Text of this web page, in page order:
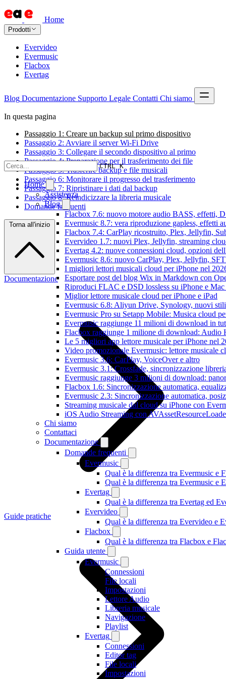
Home
Prodotti
Evervideo
Evermusic
Flacbox
Evertag
Blog Documentazione Supporto Legale Contatti Chi siamo
CTRL K
Home
Assistenza
Blog
Flacbox 7.6: nuovo motore audio BASS, effetti,
Evermusic 8.7: vera riproduzione gapless, effetti
Flacbox 7.4: CarPlay ricostruito, Plex, Jellyfin,
Evervideo 1.7: nuovi Plex, Jellyfin, streaming
Evertag 4.2: nuove connessioni cloud, opzioni
Evermusic 8.6: nuovo CarPlay, Plex, Jellyfin,
I migliori lettori musicali cloud per iPhone nel
Esportare post del blog Wix in Markdown con
Riproduci FLAC e DSD lossless su iPhone e
Miglior lettore musicale cloud per iPhone e iPad
Evermusic 6.8: Aliyun Drive, Synology, nuovi
Evermusic Pro su Setapp Mobile: Musica cloud
Evermusic raggiunge 11 milioni di download in
Flacbox raggiunge 1 milione di download: Audio
Le 5 migliori app lettore musicale per iPhone nel
Video promozionale Evermusic: lettore musicale
Evermusic 3.6: CarPlay, VoiceOver e altro
Evermusic 3.1: Crossfade, sincronizzazione
Evermusic raggiunge 3 milioni di download:
Flacbox 1.6: Sincronizzazione automatica,
Evermusic 2.3: Sincronizzazione automatica,
Streaming musicale dal cloud su iPhone con
iOS Audio Streaming con
Chi siamo
Contattaci
Documentazione
Domande frequenti
Evermusic
Qual è la differenza tra Evermusic e
Qual è la differenza tra Evermusic e
Evertag
Qual è la differenza tra Evertag ed
Evervideo
Qual è la differenza tra Evervideo e
Flacbox
Qual è la differenza tra Flacbox e
Guida utente
Evermusic
Connessioni
File locali
Impostazioni
Lettore Audio
Libreria musicale
Navigazione
Playlist
Evertag
Connessioni
Editor tag
File locali
Impostazioni
In questa pagina
Passaggio 1: Creare un backup sul primo dispositivo
Passaggio 2: Avviare il server Wi-Fi Drive
Passaggio 3: Collegare il secondo dispositivo al primo
Passaggio 4: Preparazione per il trasferimento dei file
Passaggio 5: Trasferire backup e file musicali
Passaggio 6: Monitorare il progresso del trasferimento
Passaggio 7: Ripristinare i dati dal backup
Passaggio 8: Reindicizzare la libreria musicale
Domande frequenti
Torna all'inizio
Documentazione
Guide pratiche